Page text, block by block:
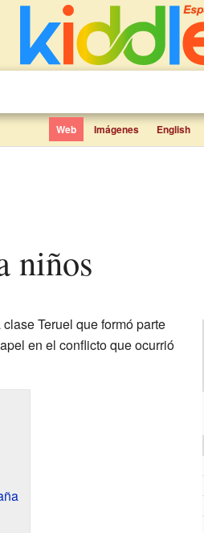
Web Imágenes English
niños
Teruel que formó parte
en el conflicto que ocurrió